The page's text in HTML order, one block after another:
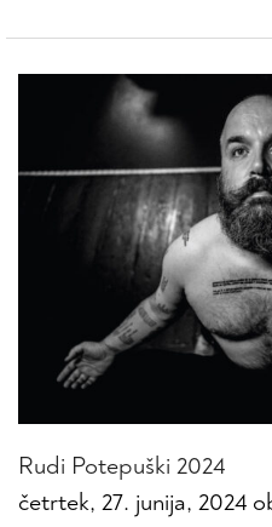
Rudi Potepuški 2024
četrtek, 27. junija, 2024